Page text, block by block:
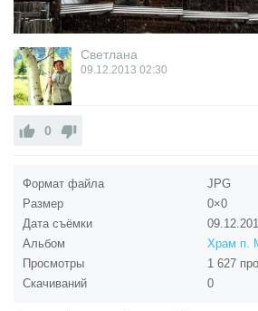
Светлана
09.12.2013 02:30
0
Формат файла
JPG
Размер
0×0
Дата съёмки
Альбом
Храм п.
Просмотры
1 627
Скачиваний
0